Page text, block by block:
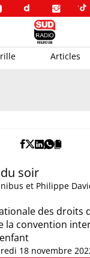
Articles
soir
et Philippe
des droits
la convention
18 novembre